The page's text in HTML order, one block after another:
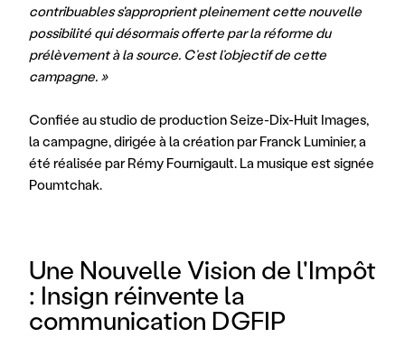
contribuables s'approprient pleinement cette nouvelle
possibilité qui désormais offerte par la réforme du
prélèvement à la source. C’est l’objectif de cette
campagne. »
Confiée au studio de production Seize-Dix-Huit Images,
la campagne, dirigée à la création par Franck Luminier, a
été réalisée par Rémy Fournigault. La musique est signée
Poumtchak.
Une Nouvelle Vision de l'Impôt
: Insign réinvente la
communication DGFIP